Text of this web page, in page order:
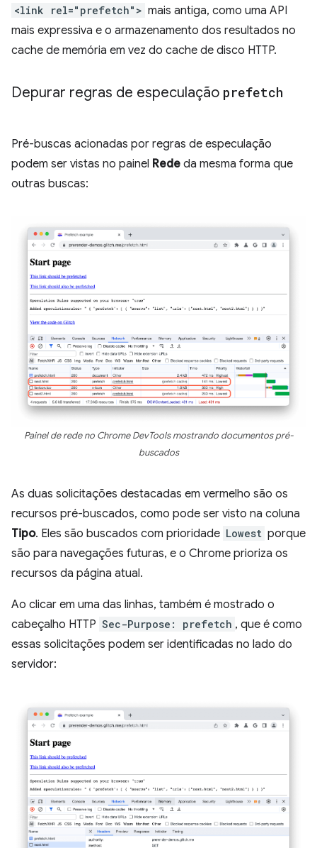
<link rel="prefetch"> mais antiga, como uma API
mais expressiva e o armazenamento dos resultados no
cache de memória em vez do cache de disco HTTP.
Depurar regras de especulação prefetch
Pré-buscas acionadas por regras de especulação
podem ser vistas no painel Rede da mesma forma que
outras buscas:
Painel de rede no Chrome DevTools mostrando documentos pré-
buscados
As duas solicitações destacadas em vermelho são os
recursos pré-buscados, como pode ser visto na coluna
Tipo. Eles são buscados com prioridade Lowest porque
são para navegações futuras, e o Chrome prioriza os
recursos da página atual.
Ao clicar em uma das linhas, também é mostrado o
cabeçalho HTTP Sec-Purpose: prefetch , que é como
essas solicitações podem ser identificadas no lado do
servidor: